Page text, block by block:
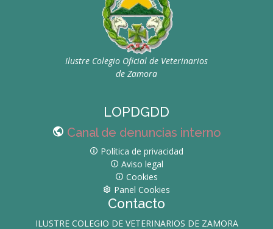
Ilustre Colegio Oficial de Veterinarios
de Zamora
LOPDGDD
Canal de denuncias interno
Política de privacidad
Aviso legal
Cookies
Panel Cookies
Contacto
ILUSTRE COLEGIO DE VETERINARIOS DE ZAMORA